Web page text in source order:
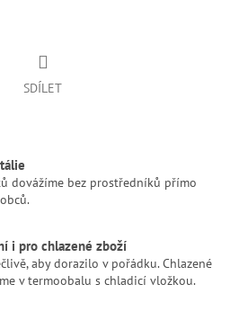
SDÍLET
dovážíme bez prostředníků přímo
i pro chlazené zboží
aby dorazilo v pořádku. Chlazené
v termoobalu s chladicí vložkou.